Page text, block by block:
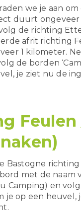
we je aan om
duurt
de richting
afrit richting
1 kilometer.
de borden
je ziet nu de
Feulen
Bastogne
met de naam
Camping) en volg
op een heuvel,